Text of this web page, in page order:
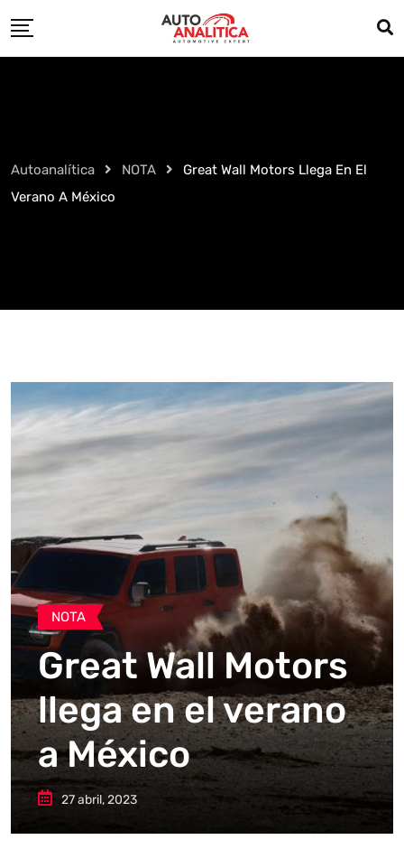
to
Autoanalítica NOTA
Great Wall Motors Llega En El
Verano A México
NOTA
Great Wall Motors
llega en el verano
a México
27 abril, 2023